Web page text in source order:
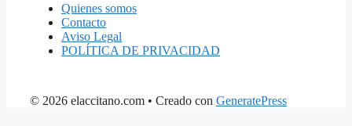
Quienes somos
Contacto
Aviso Legal
POLÍTICA DE PRIVACIDAD
© 2026 elaccitano.com • Creado con GeneratePress